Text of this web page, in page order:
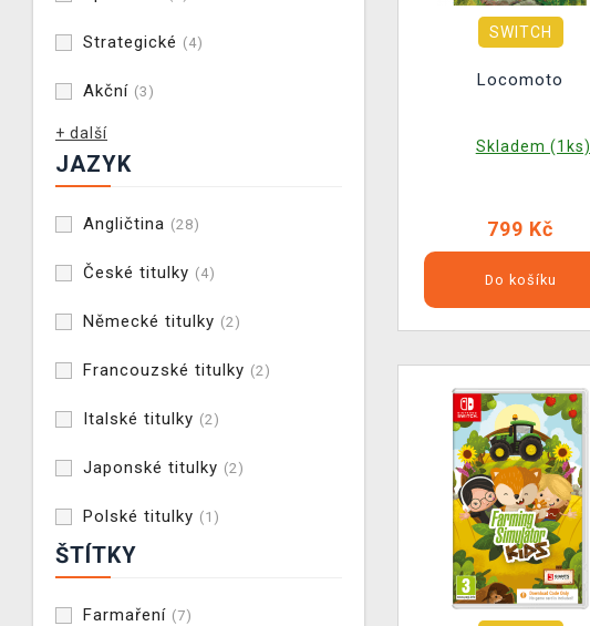
Strategické (4)
Akční (3)
+ další
JAZYK
Angličtina (28)
České titulky (4)
Německé titulky (2)
Francouzské titulky (2)
Italské titulky (2)
Japonské titulky (2)
Polské titulky (1)
ŠTÍTKY
Farmaření (7)
SWITCH
Locomoto
Skladem (1ks)
799 Kč
Do košíku